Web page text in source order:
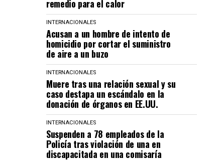
remedio para el calor
INTERNACIONALES
Acusan a un hombre de intento de
homicidio por cortar el suministro
de aire a un buzo
INTERNACIONALES
Muere tras una relación sexual y su
caso destapa un escándalo en la
donación de órganos en EE.UU.
INTERNACIONALES
Suspenden a 78 empleados de la
Policía tras violación de una en
discapacitada en una comisaría